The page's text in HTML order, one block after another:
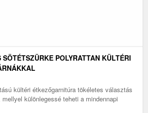
POLYRATTAN KÜLTÉRI
kültéri étkezőgarnitúra tökéletes választás
különlegessé teheti a mindennapi